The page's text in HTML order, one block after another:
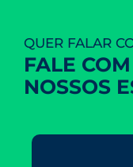
QUER FALAR
FALE
NOSSOS